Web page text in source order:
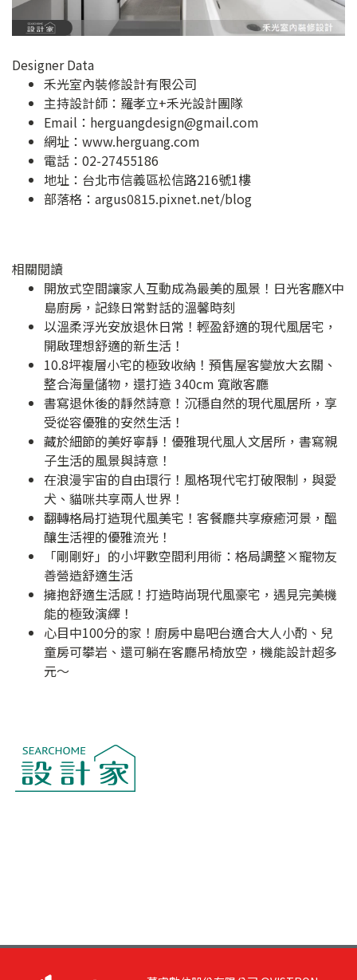
Designer Data
禾光室內裝修設計有限公司
主持設計師：羅孝立+禾光設計團隊
Email： herguangdesign@gmail.com
網址： www.herguang.com
電話：02-27455186
地址： 台北市信義區松信路216號1樓
部落格： argus0815.pixnet.net/blog
相關閱讀
開放式空間讓家人互動成為最美的風景！日光客廳X中
島廚房，記錄日常對話的溫馨時刻
以溫柔浮光安放退休日常！輕盈舒適的現代風居宅，
開啟理想舒適的新生活！
10.8坪複層小宅的極致收納！預售屋客變放大玄關、
整合海量儲物，還打造 340cm 寬敞客廳
書寫退休後的靜然詩意！沉穩自然的現代風居所，享
受從容優雅的安然生活！
藏於細節的美好寧靜！優雅現代風人文居所，書寫親
子生活的風景與詩意！
在浪漫宇宙的自由環行！風格現代宅打破限制，與愛
犬、貓咪共享兩人世界！
翻轉格局打造現代風美宅！客餐廳共享療癒河景，醞
釀生活裡的優雅流光！
「剛剛好」的小坪數空間利用術：格局調整×寵物友
善營造舒適生活
擁抱舒適生活感！打造時尚現代風豪宅，遇見完美機
能的極致演繹！
心目中100分的家！廚房中島吧台適合大人小酌、兒
童房可攀岩、還可躺在客廳吊椅放空，機能設計超多
元～